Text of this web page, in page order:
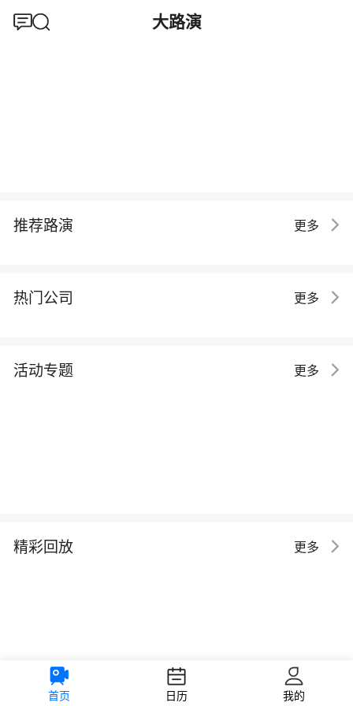
大路演
推荐路演 更多
热门公司 更多
活动专题 更多
精彩回放 更多
首页 日历 我的